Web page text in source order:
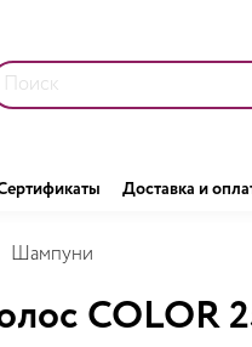
Доставка и
Шампуни
COLOR